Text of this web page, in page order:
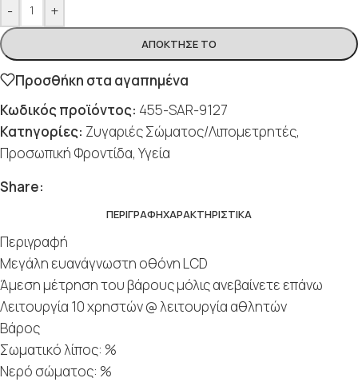
- +
ΑΠΌΚΤΗΣΈ ΤΟ
Προσθήκη στα αγαπημένα
Κωδικός προϊόντος: 455-SAR-9127
Κατηγορίες: Ζυγαριές Σώματος/Λιπομετρητές,
Προσωπική Φροντίδα, Υγεία
Share:
ΠΕΡΙΓΡΑΦΉΧΑΡΑΚΤΗΡΙΣΤΙΚΆ
Περιγραφή
Μεγάλη ευανάγνωστη οθόνη LCD
Άμεση μέτρηση του βάρους μόλις ανεβαίνετε επάνω
Λειτουργία 10 χρηστών @ λειτουργία αθλητών
Βάρος
Σωματικό λίπος: %
Νερό σώματος: %